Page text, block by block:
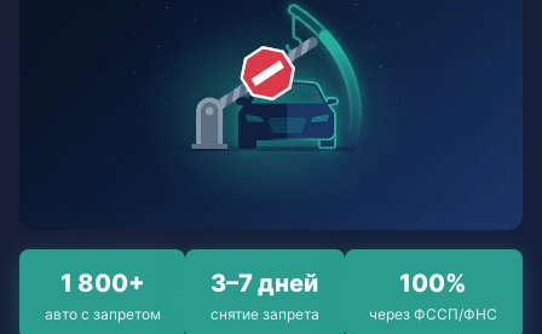
1 800+
авто с запретом
3–7 дней
снятие запрета
100%
через ФССП/ФНС